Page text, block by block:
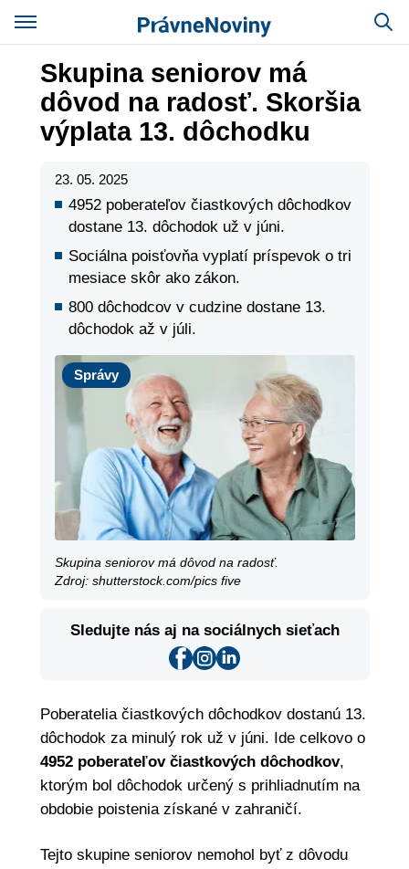
Skupina seniorov má
dôvod na radosť. Skoršia
výplata 13. dôchodku
23. 05. 2025
4952 poberateľov čiastkových dôchodkov
dostane 13. dôchodok už v júni.
Sociálna poisťovňa vyplatí príspevok o tri
mesiace skôr ako zákon.
800 dôchodcov v cudzine dostane 13.
dôchodok až v júli.
Správy
Správy
Skupina seniorov má dôvod na radosť.
Zdroj: shutterstock.com/pics five
Sledujte nás aj na sociálnych sieťach
Poberatelia čiastkových dôchodkov dostanú 13.
dôchodok za minulý rok už v júni. Ide celkovo o
4952 poberateľov čiastkových dôchodkov,
ktorým bol dôchodok určený s prihliadnutím na
obdobie poistenia získané v zahraničí.
Tejto skupine seniorov nemohol byť z dôvodu